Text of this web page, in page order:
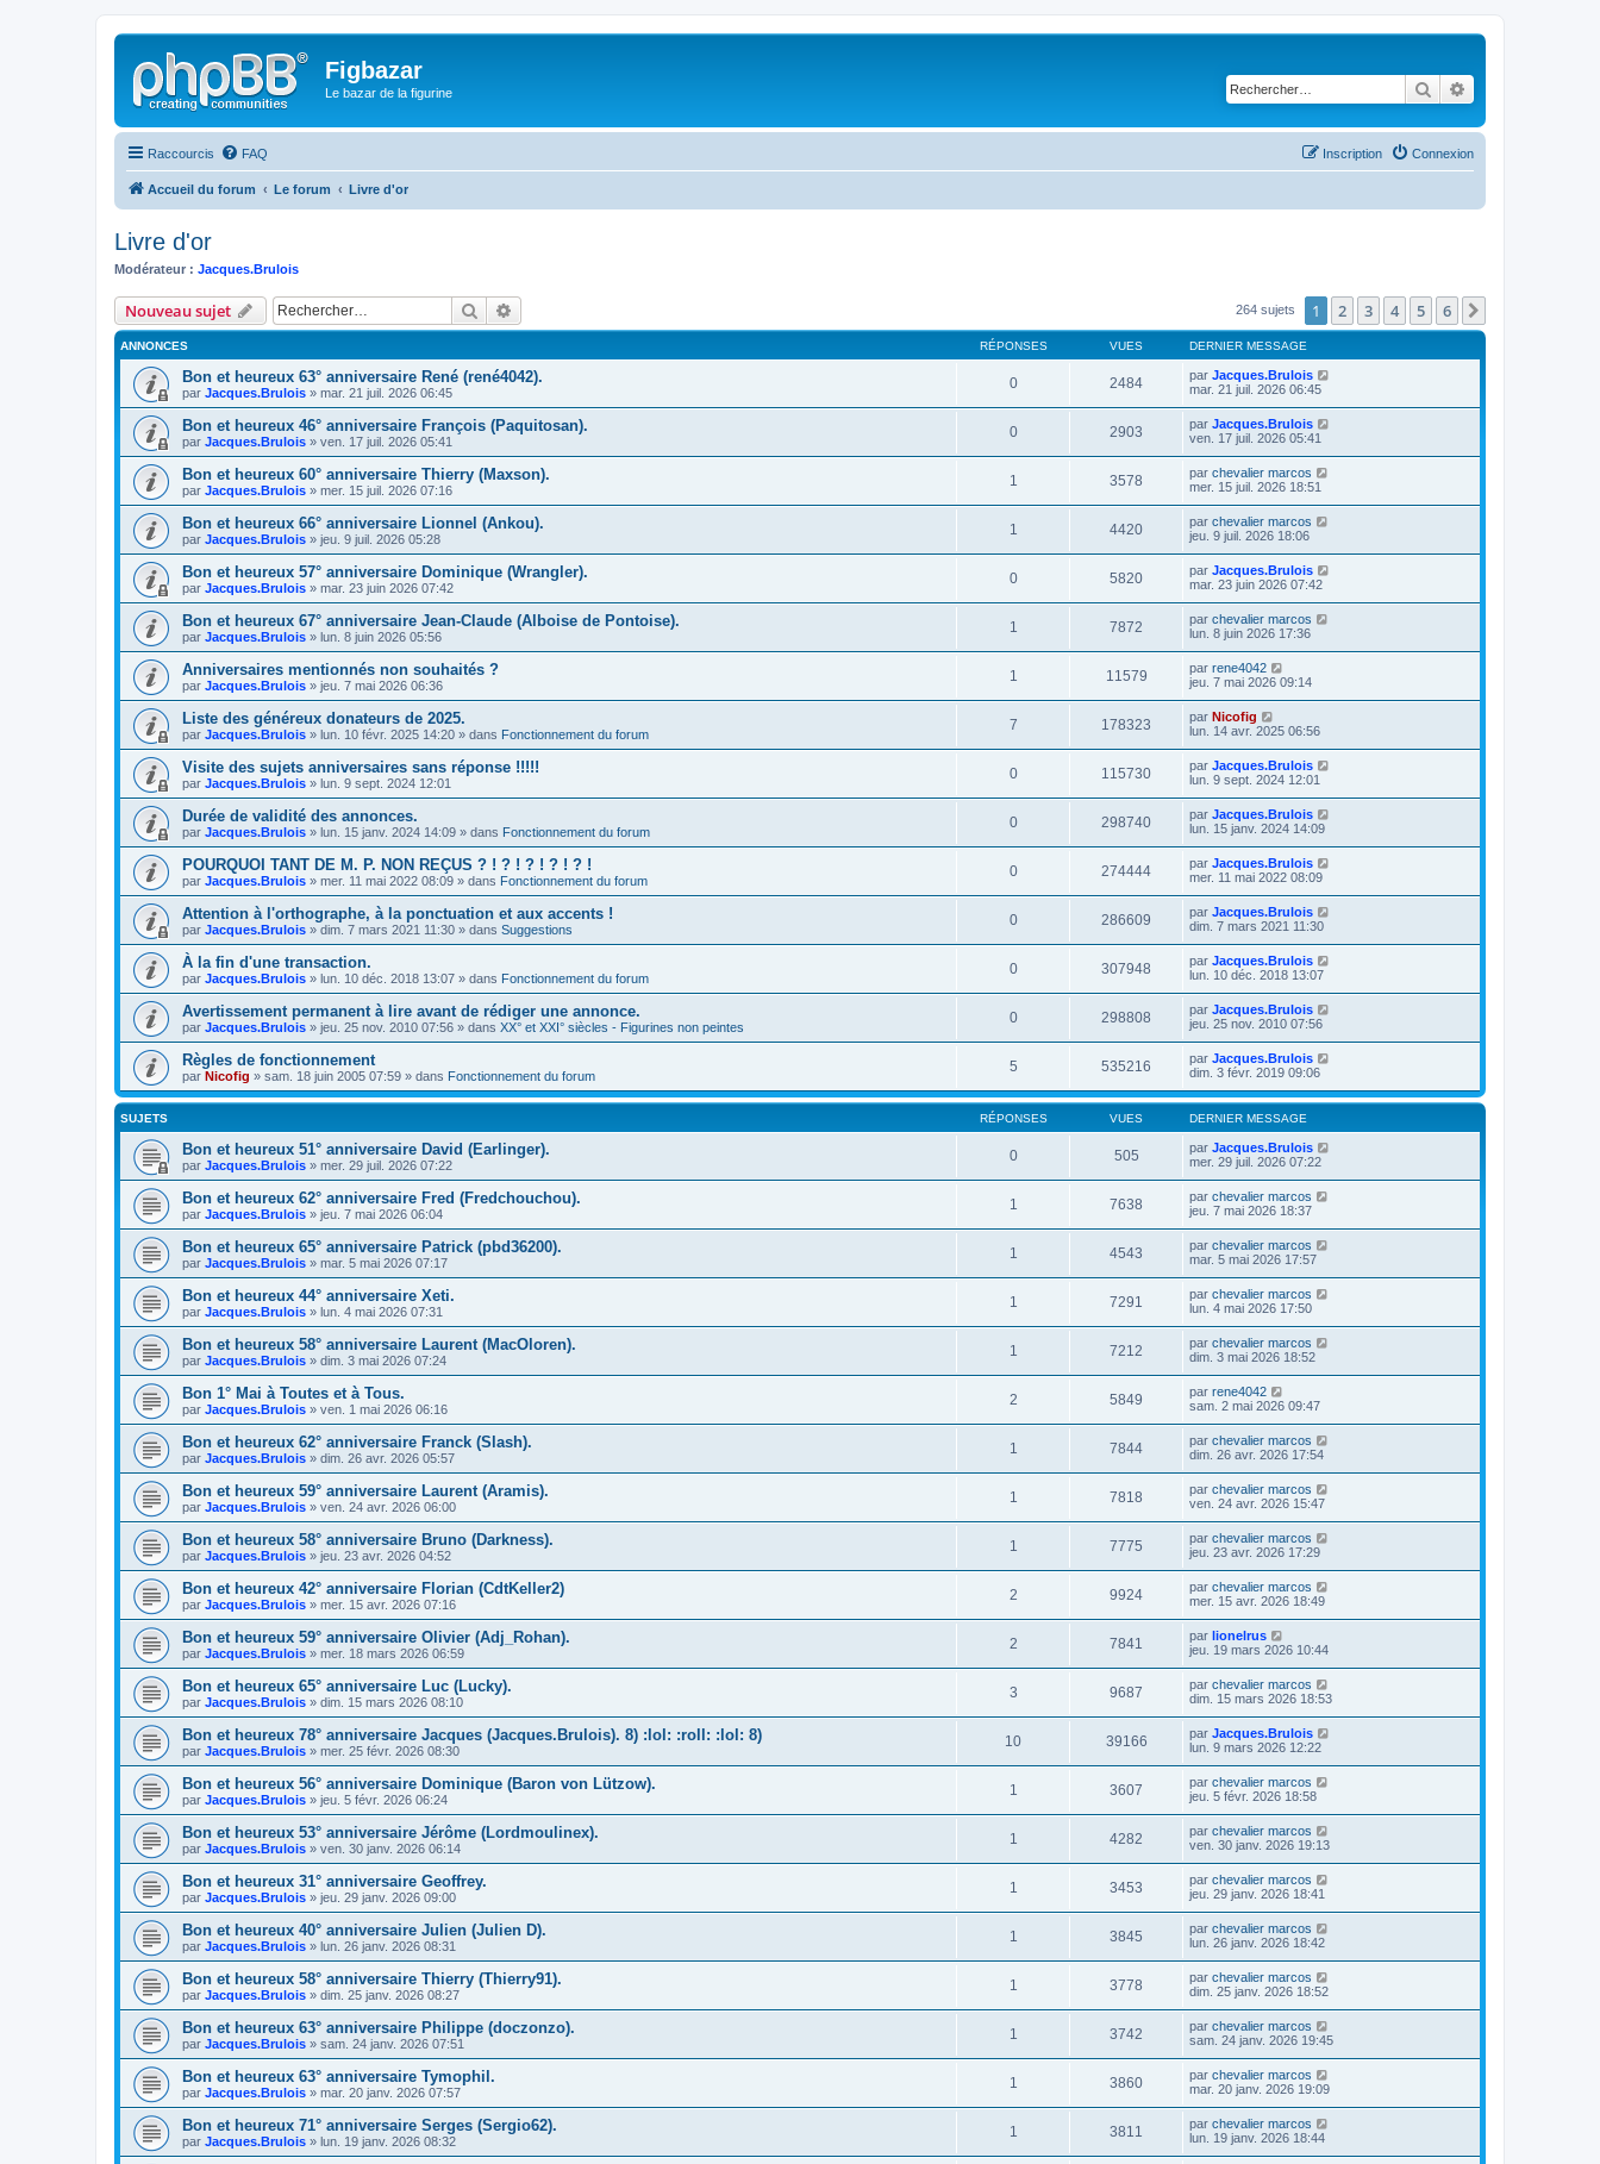
Figbazar
Le bazar de la figurine Rechercher
Raccourcis FAQ Connexion
Inscription
Accueil du forum Le forum Livre d'or
Livre d'or
Modérateur : Jacques.Brulois
Nouveau sujet Rechercher 264 sujets 1 2 3 4 5 6
ANNONCES RÉPONSES VUES DERNIER MESSAGE
Bon et heureux 63° anniversaire René (rené4042).
par Jacques.Brulois » mar. 21 juil. 2026 06:45
0 2484 par Jacques.Brulois
mar. 21 juil. 2026 06:45
Bon et heureux 46° anniversaire François (Paquitosan).
par Jacques.Brulois » ven. 17 juil. 2026 05:41
0 2903 par Jacques.Brulois
ven. 17 juil. 2026 05:41
Bon et heureux 60° anniversaire Thierry (Maxson).
par Jacques.Brulois » mer. 15 juil. 2026 07:16
1 3578 par chevalier marcos
mer. 15 juil. 2026 18:51
Bon et heureux 66° anniversaire Lionnel (Ankou).
par Jacques.Brulois » jeu. 9 juil. 2026 05:28
1 4420 par chevalier marcos
jeu. 9 juil. 2026 18:06
Bon et heureux 57° anniversaire Dominique (Wrangler).
par Jacques.Brulois » mar. 23 juin 2026 07:42
0 5820 par Jacques.Brulois
mar. 23 juin 2026 07:42
Bon et heureux 67° anniversaire Jean-Claude (Alboise de Pontoise).
par Jacques.Brulois » lun. 8 juin 2026 05:56
1 7872 par chevalier marcos
lun. 8 juin 2026 17:36
Anniversaires mentionnés non souhaités ?
par Jacques.Brulois » jeu. 7 mai 2026 06:36
1 11579 par rene4042
jeu. 7 mai 2026 09:14
Liste des généreux donateurs de 2025.
par Jacques.Brulois » lun. 10 févr. 2025 14:20 » dans Fonctionnement du forum
7 178323 par Nicofig
lun. 14 avr. 2025 06:56
Visite des sujets anniversaires sans réponse !!!!!
par Jacques.Brulois » lun. 9 sept. 2024 12:01
0 115730 par Jacques.Brulois
lun. 9 sept. 2024 12:01
Durée de validité des annonces.
par Jacques.Brulois » lun. 15 janv. 2024 14:09 » dans Fonctionnement du forum
0 298740 par Jacques.Brulois
lun. 15 janv. 2024 14:09
POURQUOI TANT DE M. P. NON REÇUS ? ! ? ! ? ! ? ! ? !
par Jacques.Brulois » mer. 11 mai 2022 08:09 » dans Fonctionnement du forum
0 274444 par Jacques.Brulois
mer. 11 mai 2022 08:09
Attention à l'orthographe, à la ponctuation et aux accents !
par Jacques.Brulois » dim. 7 mars 2021 11:30 » dans Suggestions
0 286609 par Jacques.Brulois
dim. 7 mars 2021 11:30
À la fin d'une transaction.
par Jacques.Brulois » lun. 10 déc. 2018 13:07 » dans Fonctionnement du forum
0 307948 par Jacques.Brulois
lun. 10 déc. 2018 13:07
Avertissement permanent à lire avant de rédiger une annonce.
par Jacques.Brulois » jeu. 25 nov. 2010 07:56 » dans XX° et XXI° siècles - Figurines non peintes
0 298808 par Jacques.Brulois
jeu. 25 nov. 2010 07:56
Règles de fonctionnement
par Nicofig » sam. 18 juin 2005 07:59 » dans Fonctionnement du forum
5 535216 par Jacques.Brulois
dim. 3 févr. 2019 09:06
SUJETS RÉPONSES VUES DERNIER MESSAGE
Bon et heureux 51° anniversaire David (Earlinger).
par Jacques.Brulois » mer. 29 juil. 2026 07:22
0 505 par Jacques.Brulois
mer. 29 juil. 2026 07:22
Bon et heureux 62° anniversaire Fred (Fredchouchou).
par Jacques.Brulois » jeu. 7 mai 2026 06:04
1 7638 par chevalier marcos
jeu. 7 mai 2026 18:37
Bon et heureux 65° anniversaire Patrick (pbd36200).
par Jacques.Brulois » mar. 5 mai 2026 07:17
1 4543 par chevalier marcos
mar. 5 mai 2026 17:57
Bon et heureux 44° anniversaire Xeti.
par Jacques.Brulois » lun. 4 mai 2026 07:31
1 7291 par chevalier marcos
lun. 4 mai 2026 17:50
Bon et heureux 58° anniversaire Laurent (MacOloren).
par Jacques.Brulois » dim. 3 mai 2026 07:24
1 7212 par chevalier marcos
dim. 3 mai 2026 18:52
Bon 1° Mai à Toutes et à Tous.
par Jacques.Brulois » ven. 1 mai 2026 06:16
2 5849 par rene4042
sam. 2 mai 2026 09:47
Bon et heureux 62° anniversaire Franck (Slash).
par Jacques.Brulois » dim. 26 avr. 2026 05:57
1 7844 par chevalier marcos
dim. 26 avr. 2026 17:54
Bon et heureux 59° anniversaire Laurent (Aramis).
par Jacques.Brulois » ven. 24 avr. 2026 06:00
1 7818 par chevalier marcos
ven. 24 avr. 2026 15:47
Bon et heureux 58° anniversaire Bruno (Darkness).
par Jacques.Brulois » jeu. 23 avr. 2026 04:52
1 7775 par chevalier marcos
jeu. 23 avr. 2026 17:29
Bon et heureux 42° anniversaire Florian (CdtKeller2)
par Jacques.Brulois » mer. 15 avr. 2026 07:16
2 9924 par chevalier marcos
mer. 15 avr. 2026 18:49
Bon et heureux 59° anniversaire Olivier (Adj_Rohan).
par Jacques.Brulois » mer. 18 mars 2026 06:59
2 7841 par lionelrus
jeu. 19 mars 2026 10:44
Bon et heureux 65° anniversaire Luc (Lucky).
par Jacques.Brulois » dim. 15 mars 2026 08:10
3 9687 par chevalier marcos
dim. 15 mars 2026 18:53
Bon et heureux 78° anniversaire Jacques (Jacques.Brulois). 8) :lol: :roll: :lol: 8)
par Jacques.Brulois » mer. 25 févr. 2026 08:30
10 39166 par Jacques.Brulois
lun. 9 mars 2026 12:22
Bon et heureux 56° anniversaire Dominique (Baron von Lützow).
par Jacques.Brulois » jeu. 5 févr. 2026 06:24
1 3607 par chevalier marcos
jeu. 5 févr. 2026 18:58
Bon et heureux 53° anniversaire Jérôme (Lordmoulinex).
par Jacques.Brulois » ven. 30 janv. 2026 06:14
1 4282 par chevalier marcos
ven. 30 janv. 2026 19:13
Bon et heureux 31° anniversaire Geoffrey.
par Jacques.Brulois » jeu. 29 janv. 2026 09:00
1 3453 par chevalier marcos
jeu. 29 janv. 2026 18:41
Bon et heureux 40° anniversaire Julien (Julien D).
par Jacques.Brulois » lun. 26 janv. 2026 08:31
1 3845 par chevalier marcos
lun. 26 janv. 2026 18:42
Bon et heureux 58° anniversaire Thierry (Thierry91).
par Jacques.Brulois » dim. 25 janv. 2026 08:27
1 3778 par chevalier marcos
dim. 25 janv. 2026 18:52
Bon et heureux 63° anniversaire Philippe (doczonzo).
par Jacques.Brulois » sam. 24 janv. 2026 07:51
1 3742 par chevalier marcos
sam. 24 janv. 2026 19:45
Bon et heureux 63° anniversaire Tymophil.
par Jacques.Brulois » mar. 20 janv. 2026 07:57
1 3860 par chevalier marcos
mar. 20 janv. 2026 19:09
Bon et heureux 71° anniversaire Serges (Sergio62).
par Jacques.Brulois » lun. 19 janv. 2026 08:32
1 3811 par chevalier marcos
lun. 19 janv. 2026 18:44